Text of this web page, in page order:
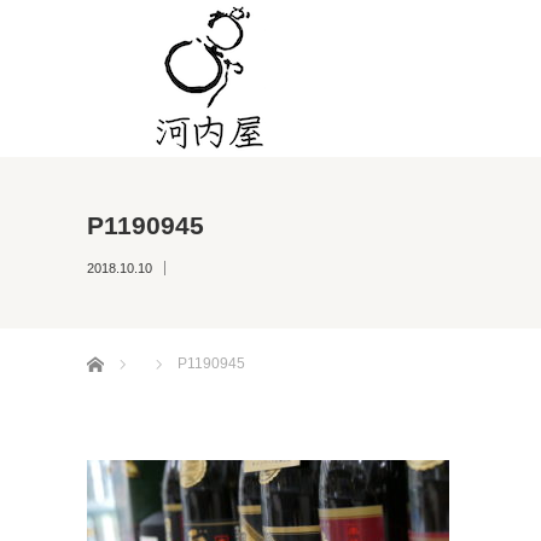
P1190945
2018.10.10
ホーム P1190945